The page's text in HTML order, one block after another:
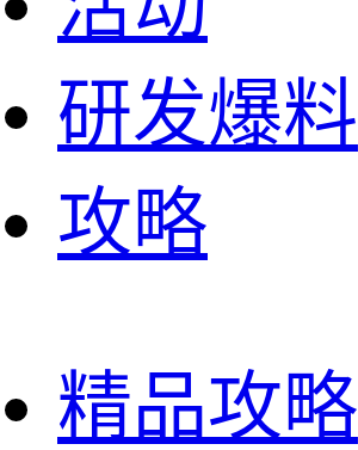
研发爆料
攻略
精品攻略